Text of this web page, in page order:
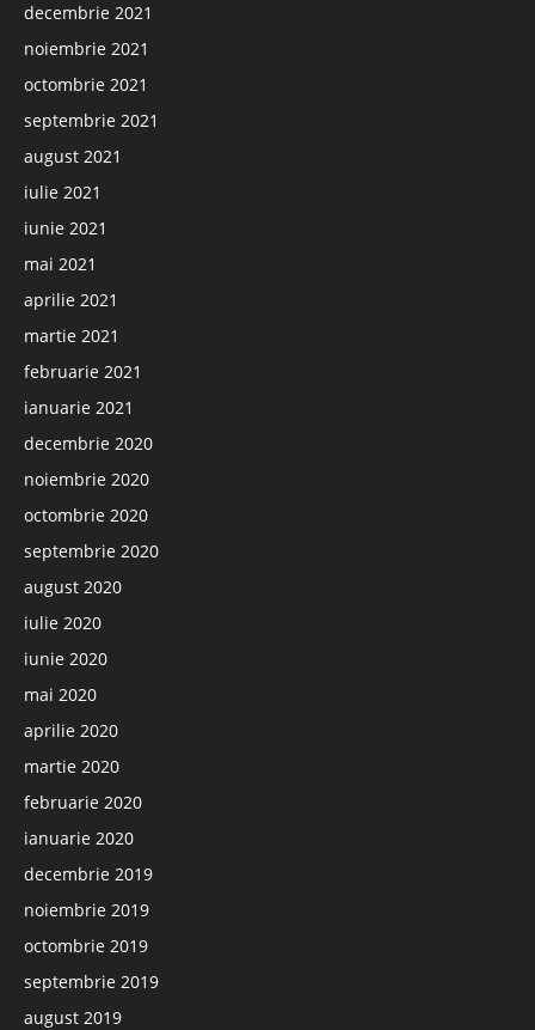
decembrie 2021
noiembrie 2021
octombrie 2021
septembrie 2021
august 2021
iulie 2021
iunie 2021
mai 2021
aprilie 2021
martie 2021
februarie 2021
ianuarie 2021
decembrie 2020
noiembrie 2020
octombrie 2020
septembrie 2020
august 2020
iulie 2020
iunie 2020
mai 2020
aprilie 2020
martie 2020
februarie 2020
ianuarie 2020
decembrie 2019
noiembrie 2019
octombrie 2019
septembrie 2019
august 2019